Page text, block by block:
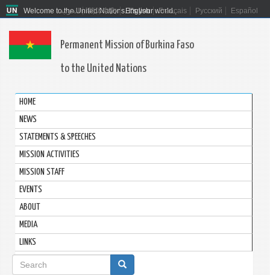
Welcome to the United Nations. It's your world.
العربية 简体中文 English Français Русский Español
Permanent Mission of Burkina Faso
to the United Nations
HOME
NEWS
STATEMENTS & SPEECHES
MISSION ACTIVITIES
MISSION STAFF
EVENTS
ABOUT
MEDIA
LINKS
Search